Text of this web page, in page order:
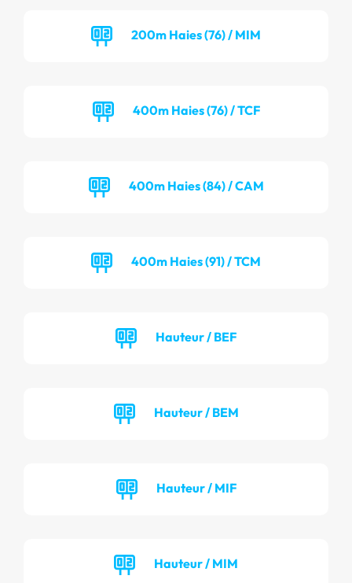
200m Haies (76) / MIM
400m Haies (76) / TCF
400m Haies (84) / CAM
400m Haies (91) / TCM
Hauteur / BEF
Hauteur / BEM
Hauteur / MIF
Hauteur / MIM